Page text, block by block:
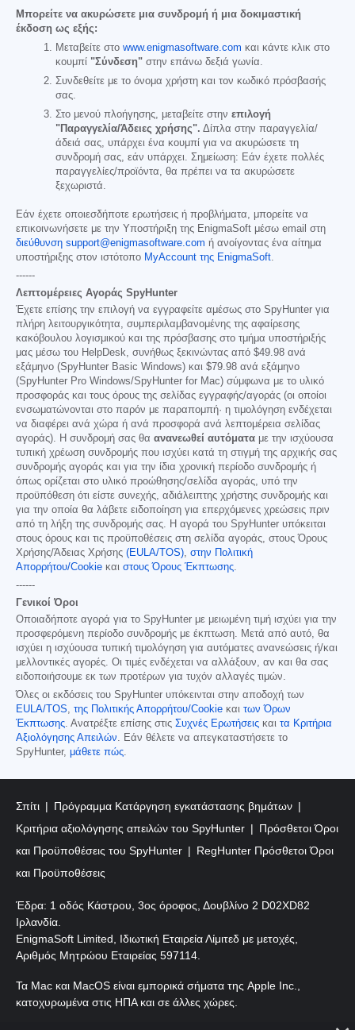
Μπορείτε να ακυρώσετε μια συνδρομή ή μια δοκιμαστική
έκδοση ως εξής:
Μεταβείτε στο www.enigmasoftware.com και κάντε κλικ στο
κουμπί "Σύνδεση" στην επάνω δεξιά γωνία.
Συνδεθείτε με το όνομα χρήστη και τον κωδικό πρόσβασής
σας.
Στο μενού πλοήγησης, μεταβείτε στην επιλογή
"Παραγγελία/Άδειες χρήσης". Δίπλα στην παραγγελία/
άδειά σας, υπάρχει ένα κουμπί για να ακυρώσετε τη
συνδρομή σας, εάν υπάρχει. Σημείωση: Εάν έχετε πολλές
παραγγελίες/προϊόντα, θα πρέπει να τα ακυρώσετε
ξεχωριστά.
Εάν έχετε οποιεσδήποτε ερωτήσεις ή προβλήματα, μπορείτε να
επικοινωνήσετε με την Υποστήριξη της EnigmaSoft μέσω email στη
διεύθυνση support@enigmasoftware.com ή ανοίγοντας ένα αίτημα
υποστήριξης στον ιστότοπο MyAccount της EnigmaSoft.
------
Λεπτομέρειες Αγοράς SpyHunter
Έχετε επίσης την επιλογή να εγγραφείτε αμέσως στο SpyHunter για
πλήρη λειτουργικότητα, συμπεριλαμβανομένης της αφαίρεσης
κακόβουλου λογισμικού και της πρόσβασης στο τμήμα υποστήριξής
μας μέσω του HelpDesk, συνήθως ξεκινώντας από $49.98 ανά
εξάμηνο (SpyHunter Basic Windows) και $79.98 ανά εξάμηνο
(SpyHunter Pro Windows/SpyHunter for Mac) σύμφωνα με το υλικό
προσφοράς και τους όρους της σελίδας εγγραφής/αγοράς (οι οποίοι
ενσωματώνονται στο παρόν με παραπομπή· η τιμολόγηση ενδέχεται
να διαφέρει ανά χώρα ή ανά προσφορά ανά λεπτομέρεια σελίδας
αγοράς). Η συνδρομή σας θα ανανεωθεί αυτόματα με την ισχύουσα
τυπική χρέωση συνδρομής που ισχύει κατά τη στιγμή της αρχικής σας
συνδρομής αγοράς και για την ίδια χρονική περίοδο συνδρομής ή
όπως ορίζεται στο υλικό προώθησης/σελίδα αγοράς, υπό την
προϋπόθεση ότι είστε συνεχής, αδιάλειπτης χρήστης συνδρομής και
για την οποία θα λάβετε ειδοποίηση για επερχόμενες χρεώσεις πριν
από τη λήξη της συνδρομής σας. Η αγορά του SpyHunter υπόκειται
στους όρους και τις προϋποθέσεις στη σελίδα αγοράς, στους Όρους
Χρήσης/Άδειας Χρήσης (EULA/TOS), στην Πολιτική
Απορρήτου/Cookie και στους Όρους Έκπτωσης.
------
Γενικοί Όροι
Οποιαδήποτε αγορά για το SpyHunter με μειωμένη τιμή ισχύει για την
προσφερόμενη περίοδο συνδρομής με έκπτωση. Μετά από αυτό, θα
ισχύει η ισχύουσα τυπική τιμολόγηση για αυτόματες ανανεώσεις ή/και
μελλοντικές αγορές. Οι τιμές ενδέχεται να αλλάξουν, αν και θα σας
ειδοποιήσουμε εκ των προτέρων για τυχόν αλλαγές τιμών.
Όλες οι εκδόσεις του SpyHunter υπόκεινται στην αποδοχή των
EULA/TOS, της Πολιτικής Απορρήτου/Cookie και των Όρων
Έκπτωσης. Ανατρέξτε επίσης στις Συχνές Ερωτήσεις και τα Κριτήρια
Αξιολόγησης Απειλών. Εάν θέλετε να απεγκαταστήσετε το
SpyHunter, μάθετε πώς.
Σπίτι
Πρόγραμμα Κατάργηση εγκατάστασης βημάτων
Κριτήρια αξιολόγησης απειλών του SpyHunter
Πρόσθετοι Όροι
και Προϋποθέσεις του SpyHunter
RegHunter Πρόσθετοι Όροι
και Προϋποθέσεις
Έδρα: 1 οδός Κάστρου, 3ος όροφος, Δουβλίνο 2 D02XD82
Ιρλανδία.
EnigmaSoft Limited, Ιδιωτική Εταιρεία Λίμιτεδ με μετοχές,
Αριθμός Μητρώου Εταιρείας 597114.
Τα Mac και MacOS είναι εμπορικά σήματα της Apple Inc.,
κατοχυρωμένα στις ΗΠΑ και σε άλλες χώρες.